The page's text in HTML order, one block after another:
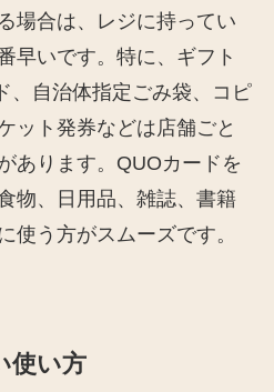
場合は、レジに持ってい
早いです。特に、ギフト
、自治体指定ごみ袋、コピ
ット発券などは店舗ごと
あります。QUOカードを
物、日用品、雑誌、書籍
使う方がスムーズです。
使い方